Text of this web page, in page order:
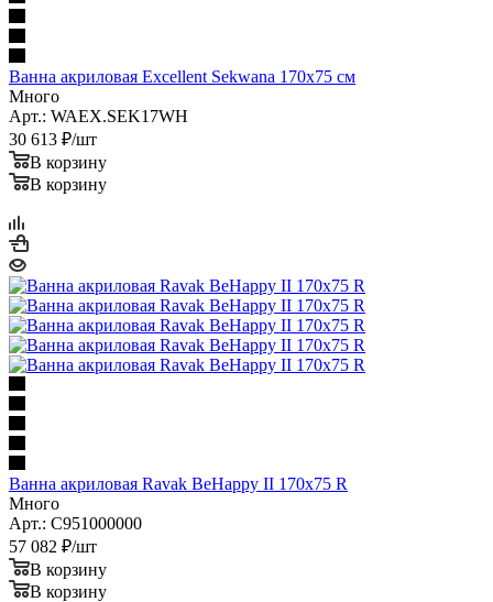
Ванна акриловая Excellent Sekwana 170x75 см
Много
Арт.: WAEX.SEK17WH
30 613 ₽/шт
В корзину
В корзину
Ванна акриловая Ravak BeHappy II 170х75 R
Много
Арт.: C951000000
57 082 ₽/шт
В корзину
В корзину